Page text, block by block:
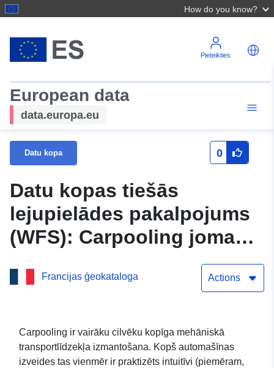
How do you know?
Pieteikties
European data
data.europa.eu
Datu kopa 0
Datu kopas tiešās
lejupielādes pakalpojums
(WFS): Carpooling jomas
Lielajos Austrumos Datu
kopas tiešās lejupielādes
Carpooling jomas Lielajos
Austrumos
Francijas ģeokataloga Actions
Carpooling ir vairāku cilvēku kopīga mehāniskā
transportlīdzekļa izmantošana. Kopš automašīnas
izveides tas vienmēr ir praktizēts intuitīvi (piemēram,